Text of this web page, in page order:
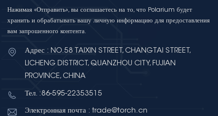
Нажимая «Отправить», вы соглашаетесь на то, что Polarium будет
хранить и обрабатывать вашу личную информацию для предоставления
вам запрошенного контента.
Адрес : NO.58 TAIXIN STREET, CHANGTAI STREET,
LICHENG DISTRICT, QUANZHOU CITY, FUJIAN
PROVINCE, CHINA
Тел. :86-595-22353515
Электронная почта : trade@torch.cn